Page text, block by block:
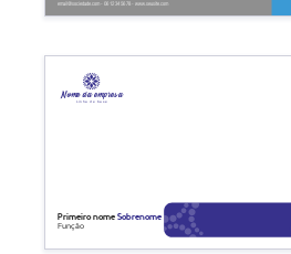
email@sociedade.com - 06 12 34 56 78 - www.seusite.com
Primeiro nome Sobrenome
Função
Nome da empresa
Linha de base